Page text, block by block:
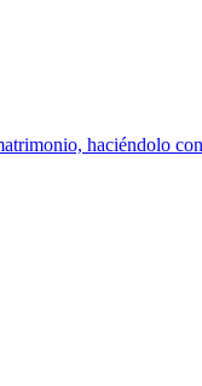
haciéndolo